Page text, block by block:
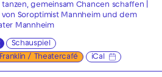
gemeinsam Chancen schaffen |
Soroptimist Mannheim und dem
Mannheim
Schauspiel
/ Theatercafé
iCal